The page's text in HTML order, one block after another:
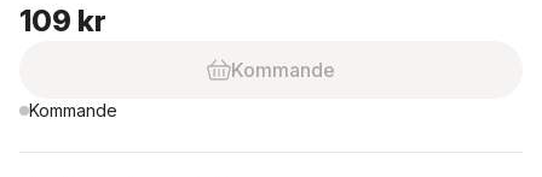
109 kr
Kommande
Kommande